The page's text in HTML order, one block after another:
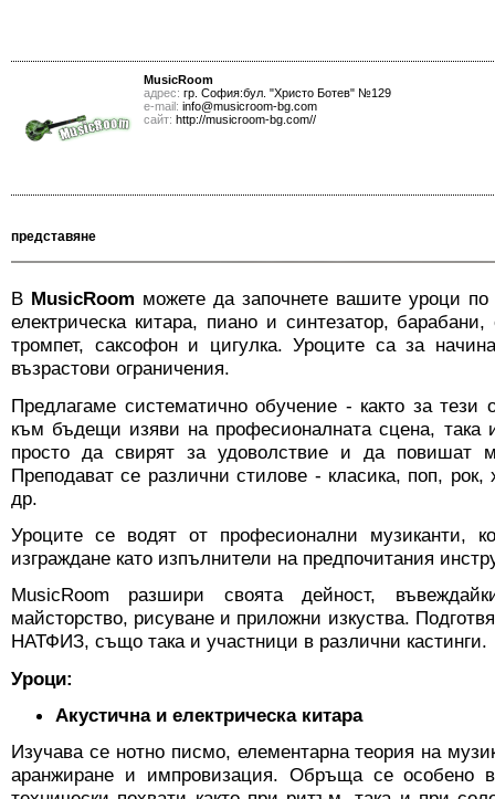
MusicRoom
адрес: гр. София:бул. "Христо Ботев" №129
е-mail: info@musicroom-bg.com
сайт: http://musicroom-bg.com//
представяне
В MusicRoom можете да започнете вашите уроци по
електрическа китара, пиано и синтезатор,
тромпет, саксофон и цигулка. Уроците са за
възрастови ограничения.
Предлагаме систематично обучение - както за тези
към бъдещи изяви на професионалната сцена, така
просто да свирят за удоволствие и да повишат
Преподават се различни стилове - класика, поп,
др.
Уроците се водят от професионални музиканти,
изграждане като изпълнители на предпочитания
MusicRoom разшири своята дейност,
майсторство, рисуване и приложни изкуства.
НАТФИЗ, също така и участници в различни кастинги.
Уроци:
Акустична и електрическа китара
Изучава се нотно писмо, елементарна теория на
аранжиране и импровизация. Обръща се особено